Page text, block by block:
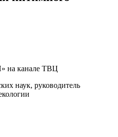
на канале ТВЦ
наук, руководитель